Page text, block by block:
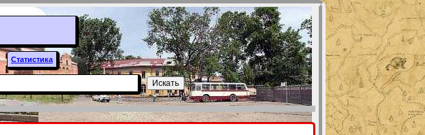
Статистика
Искать